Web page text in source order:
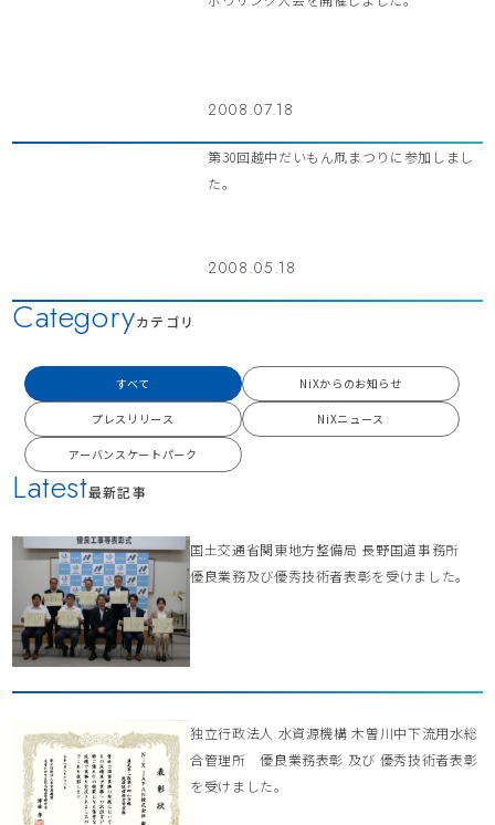
2008.07.18
第30回越中だいもん凧まつりに参加しまし
た。
2008.05.18
Latest最新記事
国土交通省関東地方整備局 長野国道事務所
優良業務及び優秀技術者表彰を受けました。
独立行政法人 水資源機構 木曽川中下流用水総
合管理所 優良業務表彰 及び 優秀技術者表彰
を受けました。
Categoryカテゴリ
すべて NiXからのお知らせ
プレスリリース NiXニュース
アーバンスケートパーク